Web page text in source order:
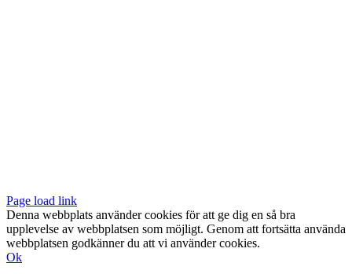
Page load link
Denna webbplats använder cookies för att ge dig en så bra
upplevelse av webbplatsen som möjligt. Genom att fortsätta använda
webbplatsen godkänner du att vi använder cookies.
Ok